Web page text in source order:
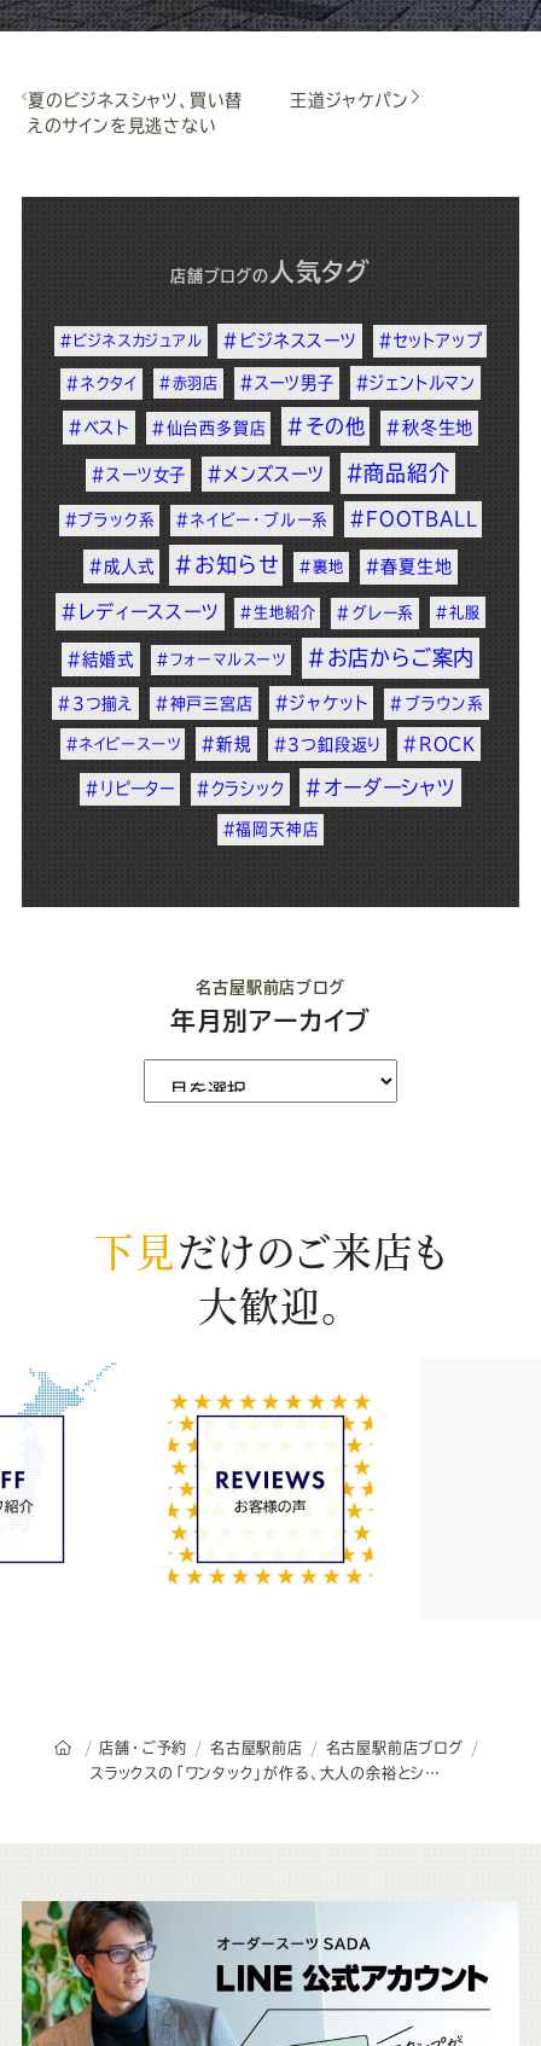
夏のビジネスシャツ、買い替
えのサインを見逃さない
王道ジャケパン
店舗ブログ の 人気タグ
#ビジネスカジュアル #ビジネススーツ #セットアップ
#ネクタイ #赤羽店 #スーツ男子 #ジェントルマン
#ベスト #仙台西多賀店 #その他 #秋冬生地
#スーツ女子 #メンズスーツ #商品紹介
#ブラック系 #ネイビー・ブルー系 #FOOTBALL
#成人式 #お知らせ #裏地 #春夏生地
#レディーススーツ #生地紹介 #グレー系 #礼服
#結婚式 #フォーマルスーツ #お店からご案内
#3つ揃え #神戸三宮店 #ジャケット #ブラウン系
#ネイビースーツ #新規 #3つ釦段返り #ROCK
#リピーター #クラシック #オーダーシャツ
#福岡天神店
名古屋駅前店ブログ
年月別アーカイブ
下見だけのご来店も
大歓迎。
オーダースーツSADAのトップページ
店舗・ご予約 名古屋駅前店
名古屋駅前店ブログ
スラックスの「ワンタック」が作る、大人の余裕とシルエット
こ
ち
ら